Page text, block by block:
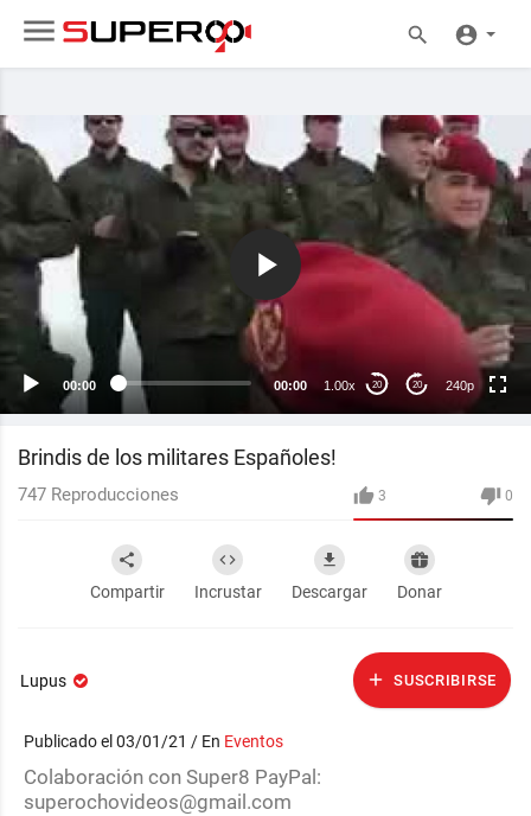
00:00 00:00 1.00x 20 20 240p
Brindis de los militares Españoles!
3 0
747 Reproducciones
Compartir Incrustar Descargar Donar
Lupus SUSCRIBIRSE
Publicado el 03/01/21 / En Eventos
⁣Colaboración con Super8 PayPal:
superochovideos@gmail.com